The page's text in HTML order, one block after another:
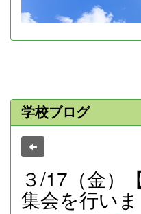
学校ブログ
３/17（金）
集会を行い